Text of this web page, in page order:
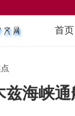
首页
兹海峡